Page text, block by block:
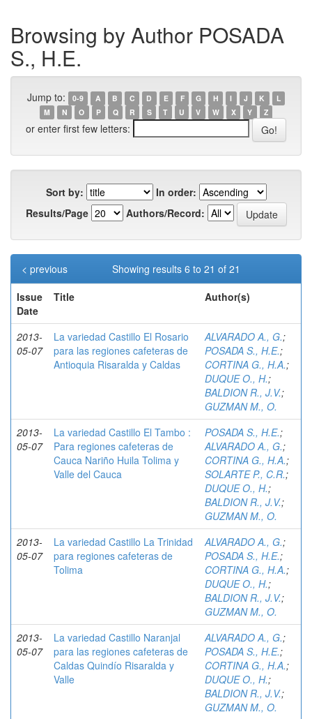
Browsing by Author POSADA
S., H.E.
Jump to: 0-9 A B C D E F G H I J K
L
M
N O P Q R S T U V W X Y Z
or enter first few letters:
Sort by:
In order:
Results/Page
Authors/Record:
Showing results 6 to 21 of 21
< previous
Issue
Date
Title Author(s)
2013-
05-07
La variedad Castillo El Rosario
para las regiones cafeteras de
Antioquia Risaralda y Caldas
ALVARADO A., G.;
POSADA S., H.E.;
CORTINA G., H.A.;
DUQUE O., H.;
BALDION R., J.V.;
GUZMAN M., O.
2013-
05-07
La variedad Castillo El Tambo :
Para regiones cafeteras de
Cauca Nariño Huila Tolima y
Valle del Cauca
POSADA S., H.E.;
ALVARADO A., G.;
CORTINA G., H.A.;
SOLARTE P., C.R.;
DUQUE O., H.;
BALDION R., J.V.;
GUZMAN M., O.
2013-
05-07
La variedad Castillo La Trinidad
para regiones cafeteras de
Tolima
ALVARADO A., G.;
POSADA S., H.E.;
CORTINA G., H.A.;
DUQUE O., H.;
BALDION R., J.V.;
GUZMAN M., O.
2013-
05-07
La variedad Castillo Naranjal
para las regiones cafeteras de
Caldas Quindío Risaralda y
Valle
ALVARADO A., G.;
POSADA S., H.E.;
CORTINA G., H.A.;
DUQUE O., H.;
BALDION R., J.V.;
GUZMAN M., O.